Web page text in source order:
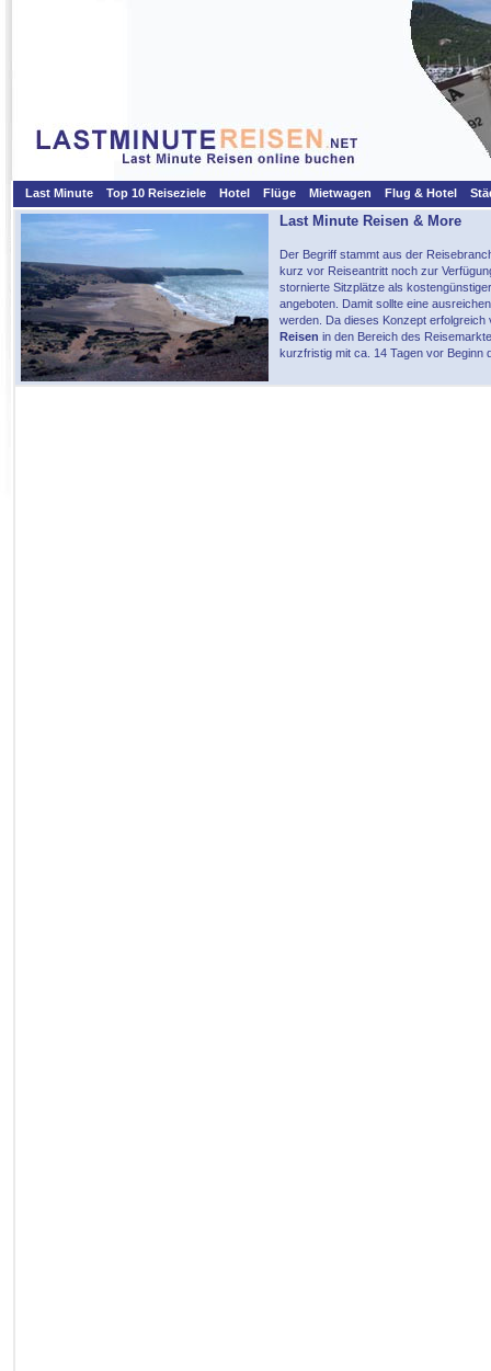
Last Minute Top 10 Reiseziele Hotel Flüge Mietwagen Flug & Hotel
Last Minute Reisen & More
Der Begriff stammt aus der
kurz vor Reiseantritt noch zur
stornierte Sitzplätze als
angeboten. Damit sollte eine
werden. Da dieses Konzept
Reisen in den Bereich des
kurzfristig mit ca. 14 Tagen vor Beginn